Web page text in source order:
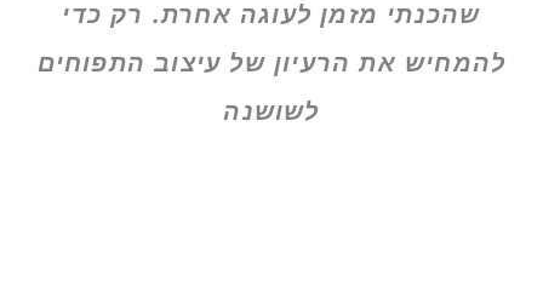
שהכנתי מזמן לעוגה אחרת. רק כדי
להמחיש את הרעיון של עיצוב התפוחים
לשושנה